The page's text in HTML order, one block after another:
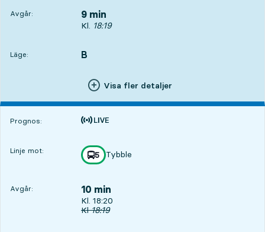
Avgår: 9 min
Avgår, Kl. 18:19, om 9 min
Kl. 18:19
Läge:
LÄGE, B
,
Visa fler detaljer
Prognos:
Tiden är prognos
Linje mot: linje
5
mot
Tybble
,
Avgår: 10 min
Avgår, Kl. 18:20, om 10 min
Kl. 18:20
Ursprunglig avgångstid
Kl18:19